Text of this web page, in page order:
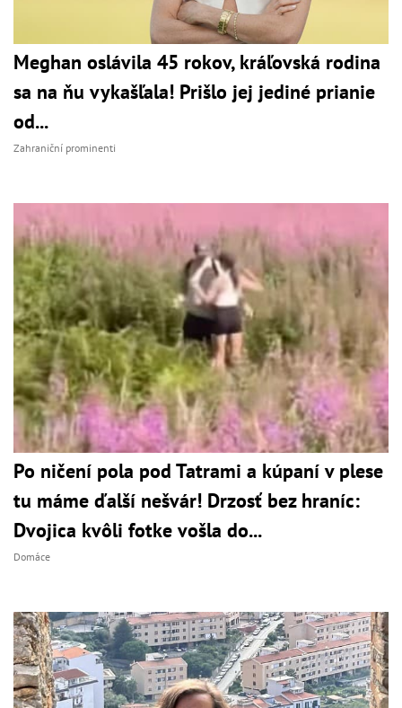
Meghan oslávila 45 rokov, kráľovská rodina
sa na ňu vykašľala! Prišlo jej jediné prianie
od...
Zahraniční prominenti
Po ničení pola pod Tatrami a kúpaní v plese
tu máme ďalší nešvár! Drzosť bez hraníc:
Dvojica kvôli fotke vošla do...
Domáce